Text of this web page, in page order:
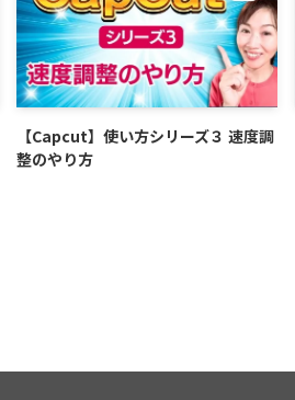
【Capcut】使い方シリーズ３ 速度調
整のやり方